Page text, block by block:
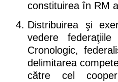
constituirea în RM
Distribuirea şi
vedere
Cronologic,
delimitarea
către cel